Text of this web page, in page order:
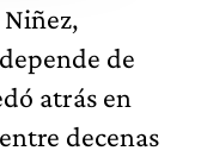
de
atrás en
decenas